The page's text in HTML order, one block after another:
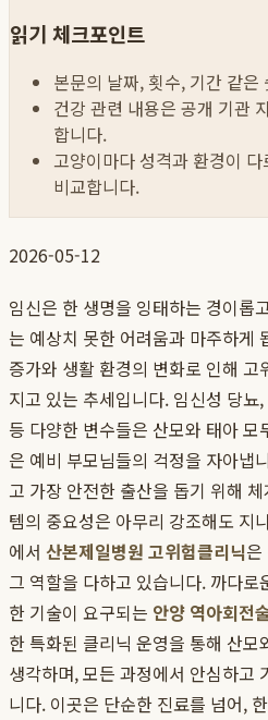
읽기 체크포인트
본문의 날짜, 횟수, 기간 같
건강 관련 내용은 공개 기관
합니다.
고양이마다 성격과 환경이
비교합니다.
2026-05-12
임신은 한 생명을 잉태하는 경이롭
는 예상치 못한 어려움과 마주하게
증가와 생활 환경의 변화로 인해
지고 있는 추세입니다. 임신성 당
등 다양한 변수들은 산모와 태아
은 예비 부모님들의 걱정을 자아냅
고 가장 안전한 출산을 돕기 위해
템의 중요성은 아무리 강조해도 지
에서 산본제일병원 고위험클리닉은
그 역할을 다하고 있습니다. 까다로
한 기술이 요구되는 안양 역아회전
한 특화된 클리닉 운영을 통해 산
생각하며, 모든 과정에서 안심하고
니다. 이곳은 단순한 진료를 넘어,